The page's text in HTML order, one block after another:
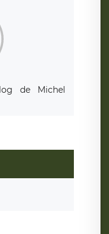
de Michel